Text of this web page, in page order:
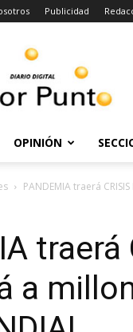
Publicidad
Punto
OPINIÓN
PANDEMIA traerá
traerá
a